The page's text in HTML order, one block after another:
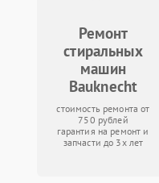
Ремонт
стиральных
машин
Bauknecht
стоимость ремонта от
750 рублей
гарантия на ремонт и
запчасти до 3х лет